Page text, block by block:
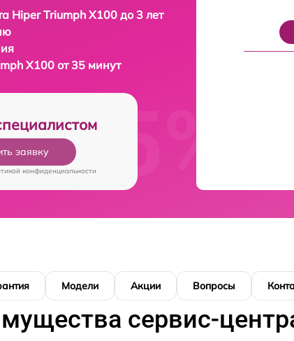
Hiper Triumph X100 до 3 лет
X100 от 35 минут
заявку
конфиденциальности
Модели Акции Вопросы
сервис-